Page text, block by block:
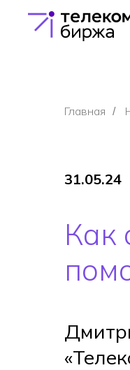
Главная /
31.05.24
Как